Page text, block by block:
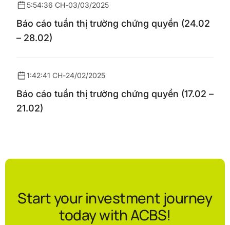
5:54:36 CH-03/03/2025
Báo cáo tuần thị trường chứng quyền (24.02
– 28.02)
1:42:41 CH-24/02/2025
Báo cáo tuần thị trường chứng quyền (17.02 –
21.02)
Start your investment journey
today with ACBS!